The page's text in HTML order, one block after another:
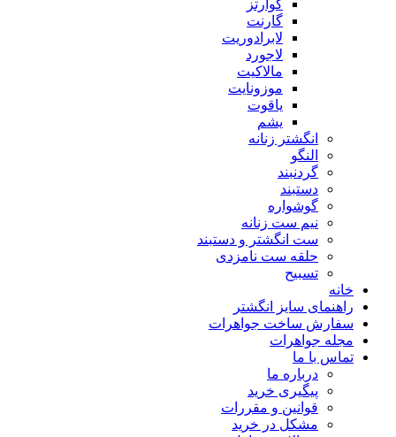
کوارتز
گارنت
لابرادوریت
لاجورد
مالاکیت
موزونایت
یاقوت
یشم
انگشتر زنانه
النگو
گردنبند
دستبند
گوشواره
نیم ست زنانه
ست انگشتر و دستبند
حلقه ست نامزدی
تسبیح
خانه
راهنمای سایز انگشتر
سفارش ساخت جواهرات
مجله جواهرات
تماس با ما
درباره ما
پیگیری خرید
قوانین و مقررات
مشکل در خرید